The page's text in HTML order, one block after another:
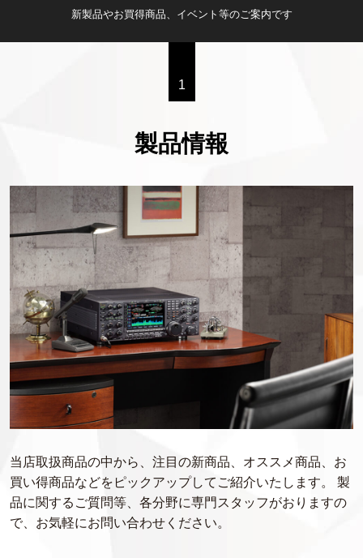
新製品やお買得商品、イベント等のご案内です
1
製品情報
当店取扱商品の中から、注目の新商品、オススメ商品、お
買い得商品などをピックアップしてご紹介いたします。 製
品に関するご質問等、各分野に専門スタッフがおりますの
で、お気軽にお問い合わせください。